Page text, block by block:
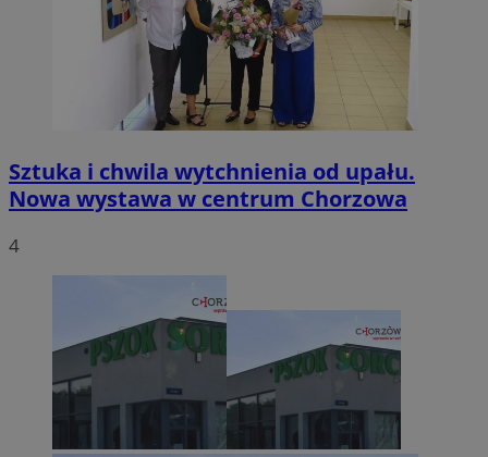
Sztuka i chwila wytchnienia od upału.
Nowa wystawa w centrum Chorzowa
4